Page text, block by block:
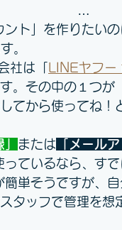
ト」を作りたいの
。
社は「
LINEヤフ
。その中の１つ
してから使ってね！
または 「メール
ているなら、す
簡単そうですが、
タッフで管理を想